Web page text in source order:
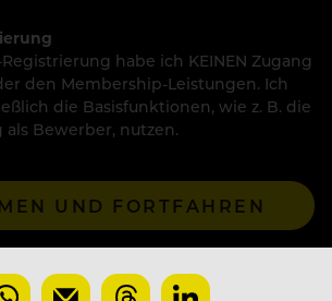
habe ich KEINEN Zugang
den Membership-Leistungen. Ich
die Basisfunktionen, wie z. B. die
als Bewerber, nutzen.
UND FORTFAHREN